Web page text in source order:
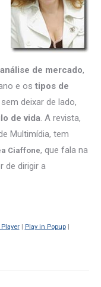
análise de mercado,
e os tipos de
deixar de lado,
de vida. A revista,
Multimídia, tem
Ciaffone, que fala na
de dirigir a
| Play in Popup|